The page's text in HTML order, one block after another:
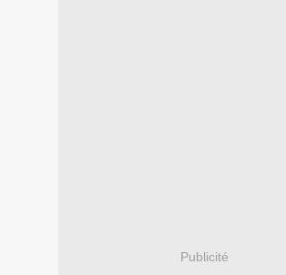
Publicité